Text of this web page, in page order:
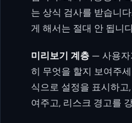
는 상식 검사를 받습니
게 해서는 절대 안 됩니
미리보기 계층 — 사용자
히 무엇을 할지 보여주
식으로 설정을 표시하
여주고, 리스크 경고를